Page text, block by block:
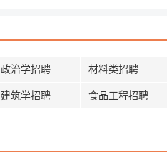
政治学招聘 材料类招聘
建筑学招聘 食品工程招聘